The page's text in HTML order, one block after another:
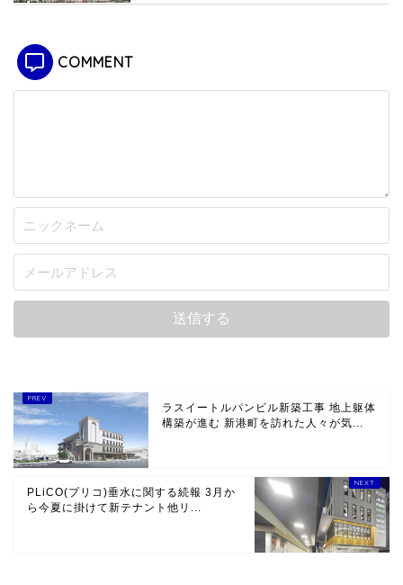
COMMENT
ラスイートルパンビル新築工事 地上躯体
構築が進む 新港町を訪れた人々が気...
PLiCO(プリコ)垂水に関する続報 3月か
ら今夏に掛けて新テナント他リ...